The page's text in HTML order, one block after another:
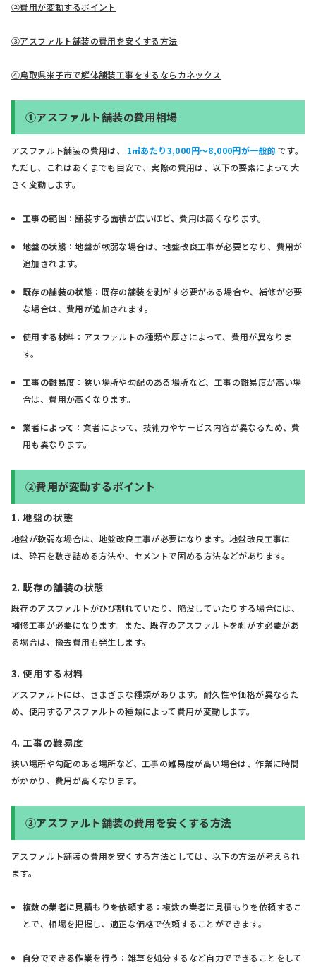
②費用が変動するポイント
③アスファルト舗装の費用を安くする方法
④鳥取県米子市で解体舗装工事をするならカネックス
①アスファルト舗装の費用相場
アスファルト舗装の費用は、 1㎡あたり3,000円～8,000円が一般的 です。
ただし、これはあくまでも目安で、実際の費用は、以下の要素によって大
きく変動します。
工事の範囲 ：舗装する面積が広いほど、費用は高くなります。
地盤の状態 ：地盤が軟弱な場合は、地盤改良工事が必要となり、費用が
追加されます。
既存の舗装の状態 ：既存の舗装を剥がす必要がある場合や、補修が必要
な場合は、費用が追加されます。
使用する材料 ：アスファルトの種類や厚さによって、費用が異なりま
す。
工事の難易度 ：狭い場所や勾配のある場所など、工事の難易度が高い場
合は、費用が高くなります。
業者によって ：業者によって、技術力やサービス内容が異なるため、費
用も異なります。
②費用が変動するポイント
1. 地盤の状態
地盤が軟弱な場合は、地盤改良工事が必要になります。地盤改良工事に
は、砕石を敷き詰める方法や、セメントで固める方法などがあります。
2. 既存の舗装の状態
既存のアスファルトがひび割れていたり、陥没していたりする場合には、
補修工事が必要になります。また、既存のアスファルトを剥がす必要があ
る場合は、撤去費用も発生します。
3. 使用する材料
アスファルトには、さまざまな種類があります。耐久性や価格が異なるた
め、使用するアスファルトの種類によって費用が変動します。
4. 工事の難易度
狭い場所や勾配のある場所など、工事の難易度が高い場合は、作業に時間
がかかり、費用が高くなります。
③アスファルト舗装の費用を安くする方法
アスファルト舗装の費用を安くする方法としては、以下の方法が考えられ
ます。
複数の業者に見積もりを依頼する ：複数の業者に見積もりを依頼するこ
とで、相場を把握し、適正な価格で依頼することができます。
自分でできる作業を行う ：雑草を処分するなど自力でできることをして